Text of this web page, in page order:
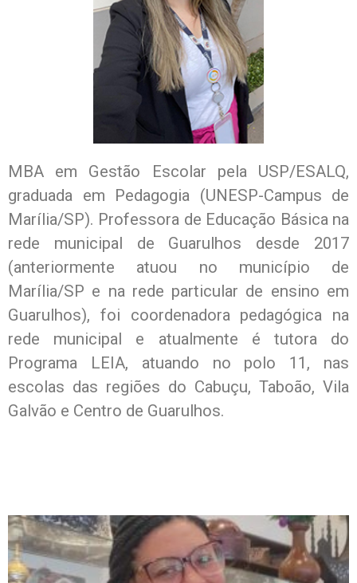
MBA em Gestão Escolar pela USP/ESALQ,
graduada em Pedagogia (UNESP-Campus de
Marília/SP). Professora de Educação Básica na
rede municipal de Guarulhos desde 2017
(anteriormente atuou no município de
Marília/SP e na rede particular de ensino em
Guarulhos), foi coordenadora pedagógica na
rede municipal e atualmente é tutora do
Programa LEIA, atuando no polo 11, nas
escolas das regiões do Cabuçu, Taboão, Vila
Galvão e Centro de Guarulhos.